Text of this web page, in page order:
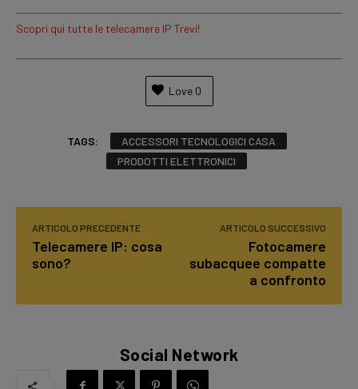
Social Network
Scopri qui tutte le telecamere IP Trevi!
Love 0
TAGS:
ACCESSORI TECNOLOGICI CASA
PRODOTTI ELETTRONICI
ARTICOLO PRECEDENTE
Telecamere IP: cosa
sono?
ARTICOLO SUCCESSIVO
Fotocamere
subacquee compatte
a confronto